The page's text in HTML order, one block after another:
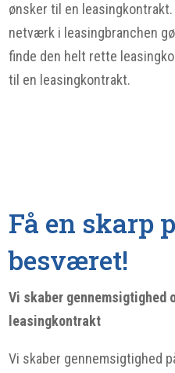
ønsker til en
netværk i leasingbranchen
finde den helt rette
til en leasingkontrakt.
Få en skarp
besværet!
Vi skaber gennemsigtighed
leasingkontrakt
Vi skaber gennemsigtighed